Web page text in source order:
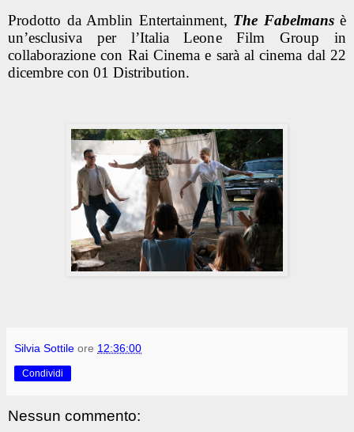
Prodotto da Amblin Entertainment, The Fabelmansè
un’esclusiva per l’Italia Leone Film Group in
collaborazione con Rai Cinema e sarà al cinema dal 22
dicembre con 01 Distribution.
Silvia Sottile ore 12:36:00
Condividi
Nessun commento: